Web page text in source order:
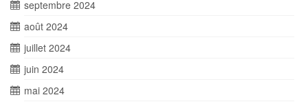
septembre 2024
août 2024
juillet 2024
juin 2024
mai 2024